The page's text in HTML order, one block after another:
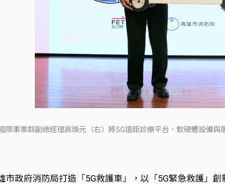
際事業群副總經理高煥元（右）將5G遠距診療平台、軟硬體設備
市政府消防局打造「5G救護車」，以「5G緊急救護」